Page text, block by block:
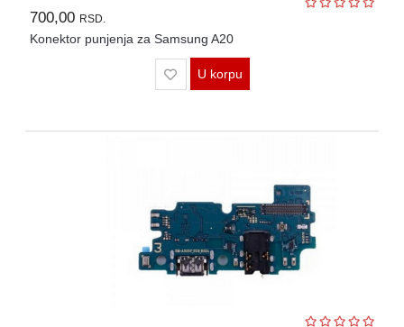
700,00 RSD.
Konektor punjenja za Samsung A20
U korpu